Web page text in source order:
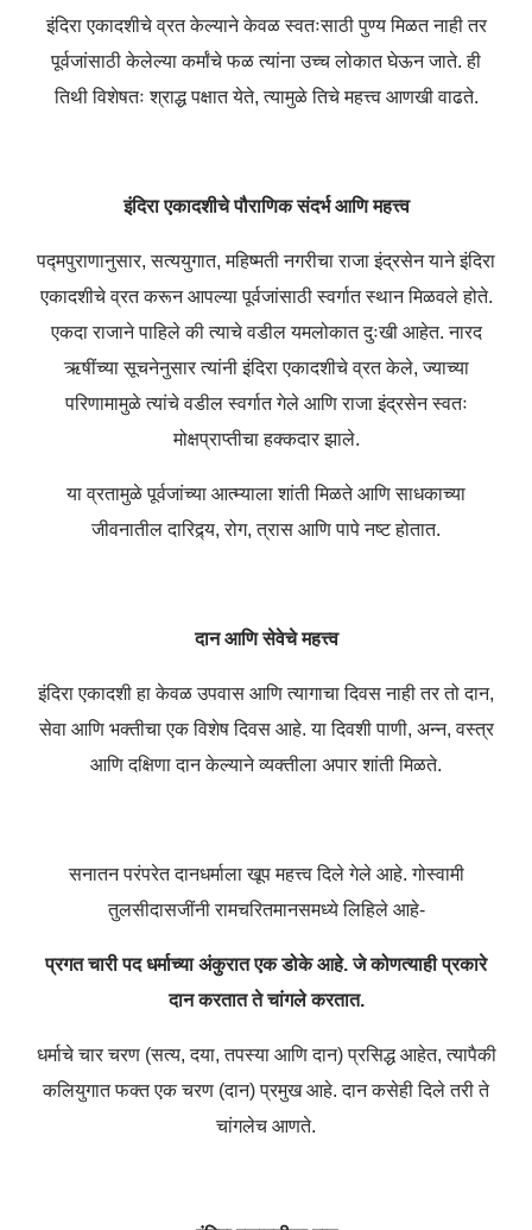
इंदिरा एकादशीचे व्रत केल्याने केवळ स्वतःसाठी पुण्य मिळत नाही तर
पूर्वजांसाठी केलेल्या कर्मांचे फळ त्यांना उच्च लोकात घेऊन जाते. ही
तिथी विशेषतः श्राद्ध पक्षात येते, त्यामुळे तिचे महत्त्व आणखी वाढते.
इंदिरा एकादशीचे पौराणिक संदर्भ आणि महत्त्व
पद्मपुराणानुसार, सत्ययुगात, महिष्मती नगरीचा राजा इंद्रसेन याने इंदिरा
एकादशीचे व्रत करून आपल्या पूर्वजांसाठी स्वर्गात स्थान मिळवले होते.
एकदा राजाने पाहिले की त्याचे वडील यमलोकात दुःखी आहेत. नारद
ऋषींच्या सूचनेनुसार त्यांनी इंदिरा एकादशीचे व्रत केले, ज्याच्या
परिणामामुळे त्यांचे वडील स्वर्गात गेले आणि राजा इंद्रसेन स्वतः
मोक्षप्राप्तीचा हक्कदार झाले.
या व्रतामुळे पूर्वजांच्या आत्म्याला शांती मिळते आणि साधकाच्या
जीवनातील दारिद्र्य, रोग, त्रास आणि पापे नष्ट होतात.
दान आणि सेवेचे महत्त्व
इंदिरा एकादशी हा केवळ उपवास आणि त्यागाचा दिवस नाही तर तो दान,
सेवा आणि भक्तीचा एक विशेष दिवस आहे. या दिवशी पाणी, अन्न, वस्त्र
आणि दक्षिणा दान केल्याने व्यक्तीला अपार शांती मिळते.
सनातन परंपरेत दानधर्माला खूप महत्त्व दिले गेले आहे. गोस्वामी
तुलसीदासजींनी रामचरितमानसमध्ये लिहिले आहे-
प्रगत चारी पद धर्माच्या अंकुरात एक डोके आहे. जे कोणत्याही प्रकारे
दान करतात ते चांगले करतात.
धर्माचे चार चरण (सत्य, दया, तपस्या आणि दान) प्रसिद्ध आहेत, त्यापैकी
कलियुगात फक्त एक चरण (दान) प्रमुख आहे. दान कसेही दिले तरी ते
चांगलेच आणते.